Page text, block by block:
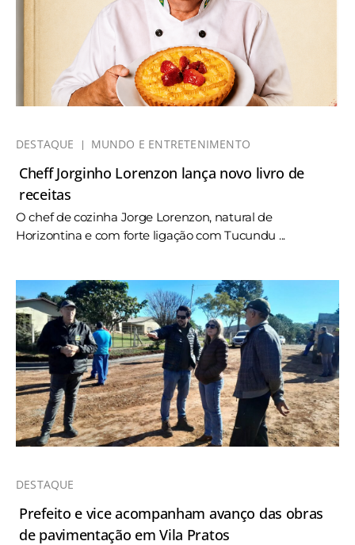
DESTAQUE MUNDO E ENTRETENIMENTO
Cheff Jorginho Lorenzon lança novo livro de
receitas
O chef de cozinha Jorge Lorenzon, natural de
Horizontina e com forte ligação com Tucundu ...
DESTAQUE
Prefeito e vice acompanham avanço das obras
de pavimentação em Vila Pratos